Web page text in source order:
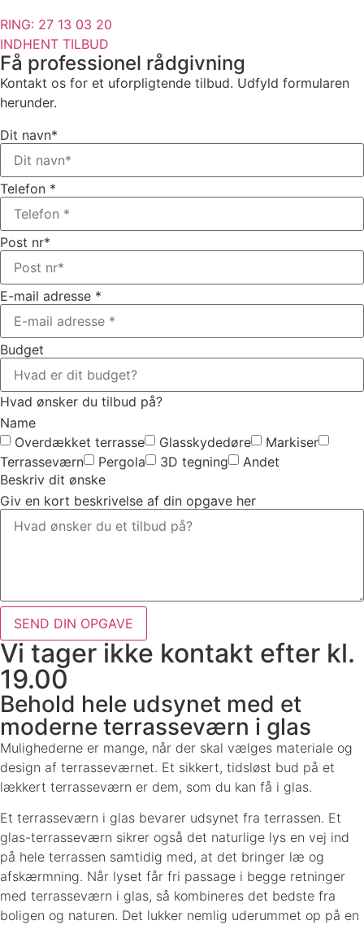
RING: 27 13 03 20
INDHENT TILBUD
Få professionel rådgivning
Kontakt os for et uforpligtende tilbud. Udfyld formularen
herunder.
Dit navn*
Telefon *
Post nr*
E-mail adresse *
Budget
Hvad ønsker du tilbud på?
Name
Overdækket terrasse
Glasskydedøre
Markiser
Terrasseværn
Pergola 3D tegning
Andet
Beskriv dit ønske
Giv en kort beskrivelse af din opgave her
SEND DIN OPGAVE
Vi tager ikke kontakt efter kl.
19.00
Behold hele udsynet med et
moderne terrasseværn i glas
Mulighederne er mange, når der skal vælges materiale og
design af terrasseværnet. Et sikkert, tidsløst bud på et
lækkert terrasseværn er dem, som du kan få i glas.
Et terrasseværn i glas bevarer udsynet fra terrassen. Et
glas-terrasseværn sikrer også det naturlige lys en vej ind
på hele terrassen samtidig med, at det bringer læ og
afskærmning. Når lyset får fri passage i begge retninger
med terrasseværn i glas, så kombineres det bedste fra
boligen og naturen. Det lukker nemlig uderummet op på en